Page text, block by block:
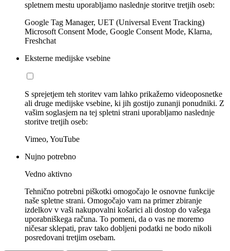
spletnem mestu uporabljamo naslednje storitve tretjih oseb:
Google Tag Manager, UET (Universal Event Tracking)
Microsoft Consent Mode, Google Consent Mode, Klarna,
Freshchat
Eksterne medijske vsebine
S sprejetjem teh storitev vam lahko prikažemo videoposnetke
ali druge medijske vsebine, ki jih gostijo zunanji ponudniki. Z
vašim soglasjem na tej spletni strani uporabljamo naslednje
storitve tretjih oseb:
Vimeo, YouTube
Nujno potrebno
Vedno aktivno
Tehnično potrebni piškotki omogočajo le osnovne funkcije
naše spletne strani. Omogočajo vam na primer zbiranje
izdelkov v vaši nakupovalni košarici ali dostop do vašega
uporabniškega računa. To pomeni, da o vas ne moremo
ničesar sklepati, prav tako dobljeni podatki ne bodo nikoli
posredovani tretjim osebam.